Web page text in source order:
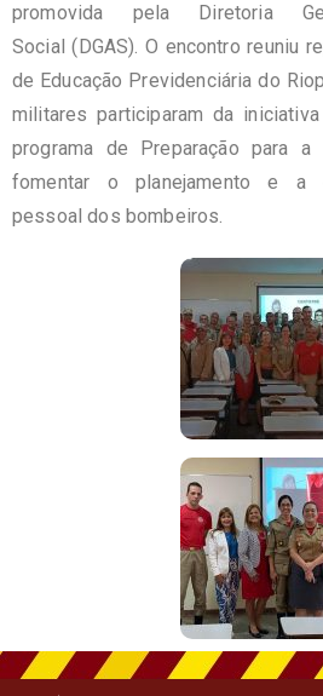
promovida pela Diretoria
Social (DGAS). O encontro reuniu
de Educação Previdenciária do
militares participaram da
programa de Preparação para
fomentar o planejamento e a
pessoal dos bombeiros.